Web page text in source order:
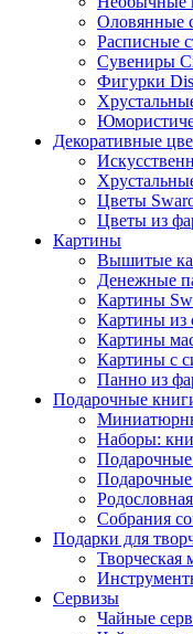
Оловянные
Расписные
Сувениры
Фигурки
Декоративные
Цветы
Цветы из
Картины
Вышитые
Денежные
Картины
Картины из
Картины
Картины с
Панно из
Подарочные
Наборы:
Подарочные
Собрания
Подарки для
Творческая
Cервизы
Чайные